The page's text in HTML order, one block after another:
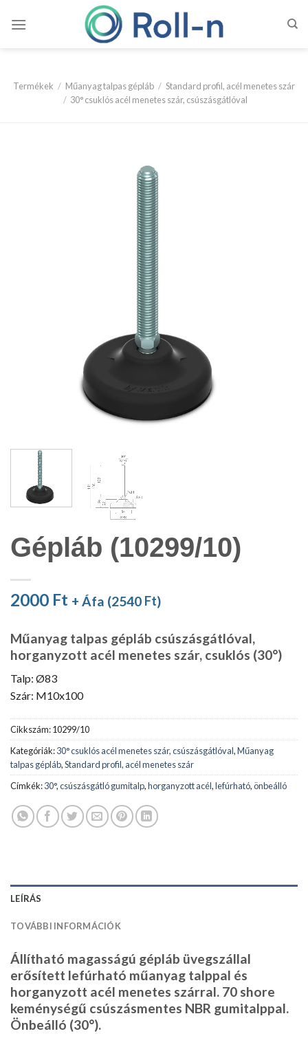
Termékek / Műanyag talpas gépláb / Standard profil, acél menetes szár
/ 30° csuklós acél menetes szár, csúszásgátlóval
Gépláb (10299/10)
2000 Ft + Áfa (2540 Ft)
Műanyag talpas gépláb csúszásgátlóval,
horganyzott acél menetes szár, csuklós (30°)
Talp: Ø83
Szár: M10x100
Cikkszám:10299/10
Kategóriák:30° csuklós acél menetes szár, csúszásgátlóval,Műanyag
talpas gépláb,Standard profil, acél menetes szár
Címkék:30°,csúszásgátló gumitalp,horganyzott acél,lefúrható,önbeálló
LEÍRÁS
TOVÁBBI INFORMÁCIÓK
Állítható magasságú gépláb üvegszállal
erősített lefúrható műanyag talppal és
horganyzott acél menetes szárral. 70 shore
keménységű csúszásmentes NBR gumitalppal.
Önbeálló (30°).